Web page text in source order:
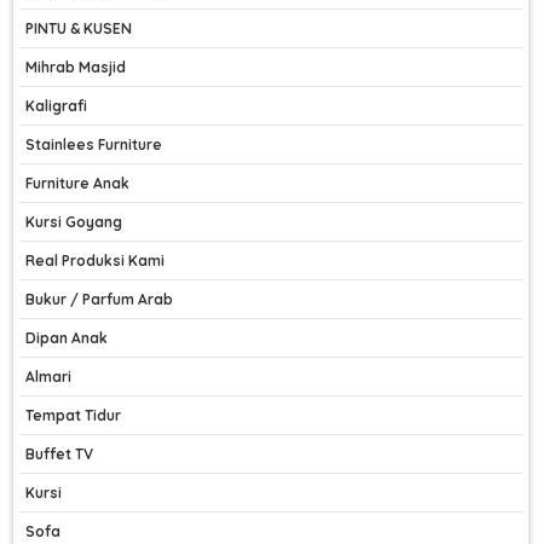
PINTU & KUSEN
Mihrab Masjid
Kaligrafi
Stainlees Furniture
Furniture Anak
Kursi Goyang
Real Produksi Kami
Bukur / Parfum Arab
Dipan Anak
Almari
Tempat Tidur
Buffet TV
Kursi
Sofa